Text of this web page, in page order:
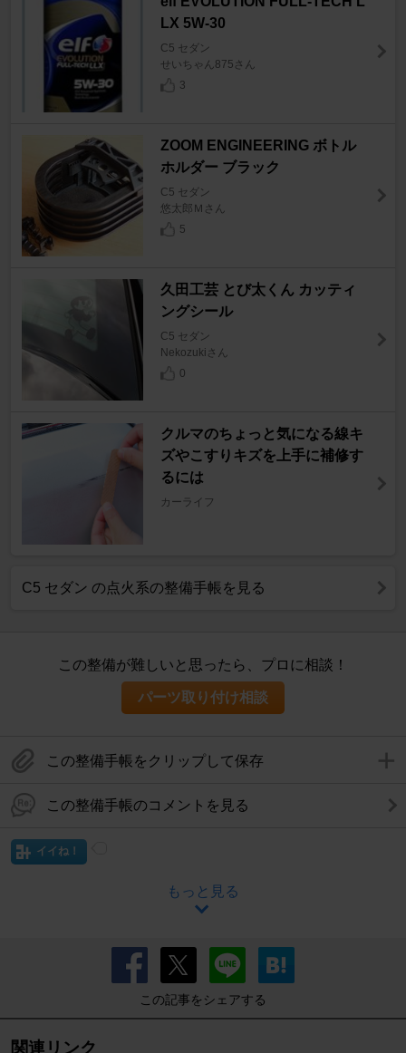
LX 5W-30
C5 セダン
せいちゃん875さん
3
ZOOM ENGINEERING ボトル
ホルダー ブラック
C5 セダン
悠太郎Ｍさん
5
久田工芸 とび太くん カッティ
ングシール
C5 セダン
Nekozukiさん
0
クルマのちょっと気になる線キ
ズやこすりキズを上手に補修す
るには
カーライフ
C5 セダン の点火系の整備手帳を見る
この整備が難しいと思ったら、プロに相談！
パーツ取り付け相談
この整備手帳をクリップして保存
この整備手帳のコメントを見る
イイね！
もっと見る
この記事をシェアする
関連リンク